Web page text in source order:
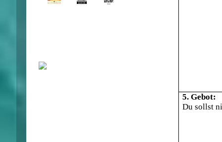
5. Gebot:
Du sollst